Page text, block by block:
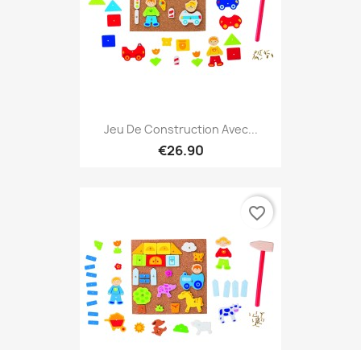
Jeu De Construction Avec...
€26.90
favorite_border